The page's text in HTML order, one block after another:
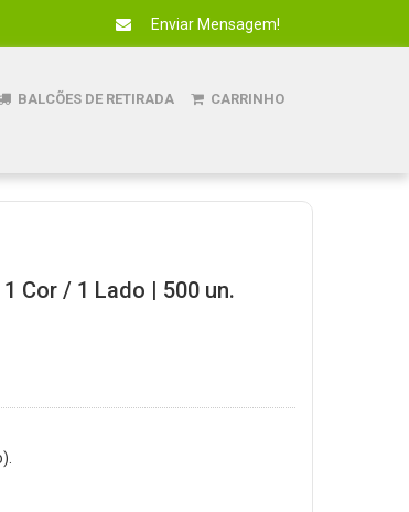
Enviar Mensagem!
BALCÕES DE RETIRADA CARRINHO
Cor / 1 Lado | 500 un.